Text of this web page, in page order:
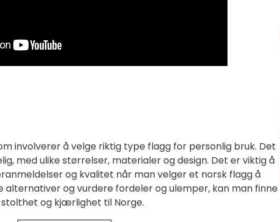
involverer å velge riktig type flagg for personlig bruk. Det
med ulike størrelser, materialer og design. Det er viktig å
og kvalitet når man velger et norsk flagg å
alternativer og vurdere fordeler og ulemper, kan man finne
og kjærlighet til Norge.